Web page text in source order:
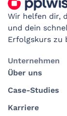
Wir helfen dir,
und dein
Erfolgskurs zu
Unternehmen
Über uns
Case-Studies
Karriere